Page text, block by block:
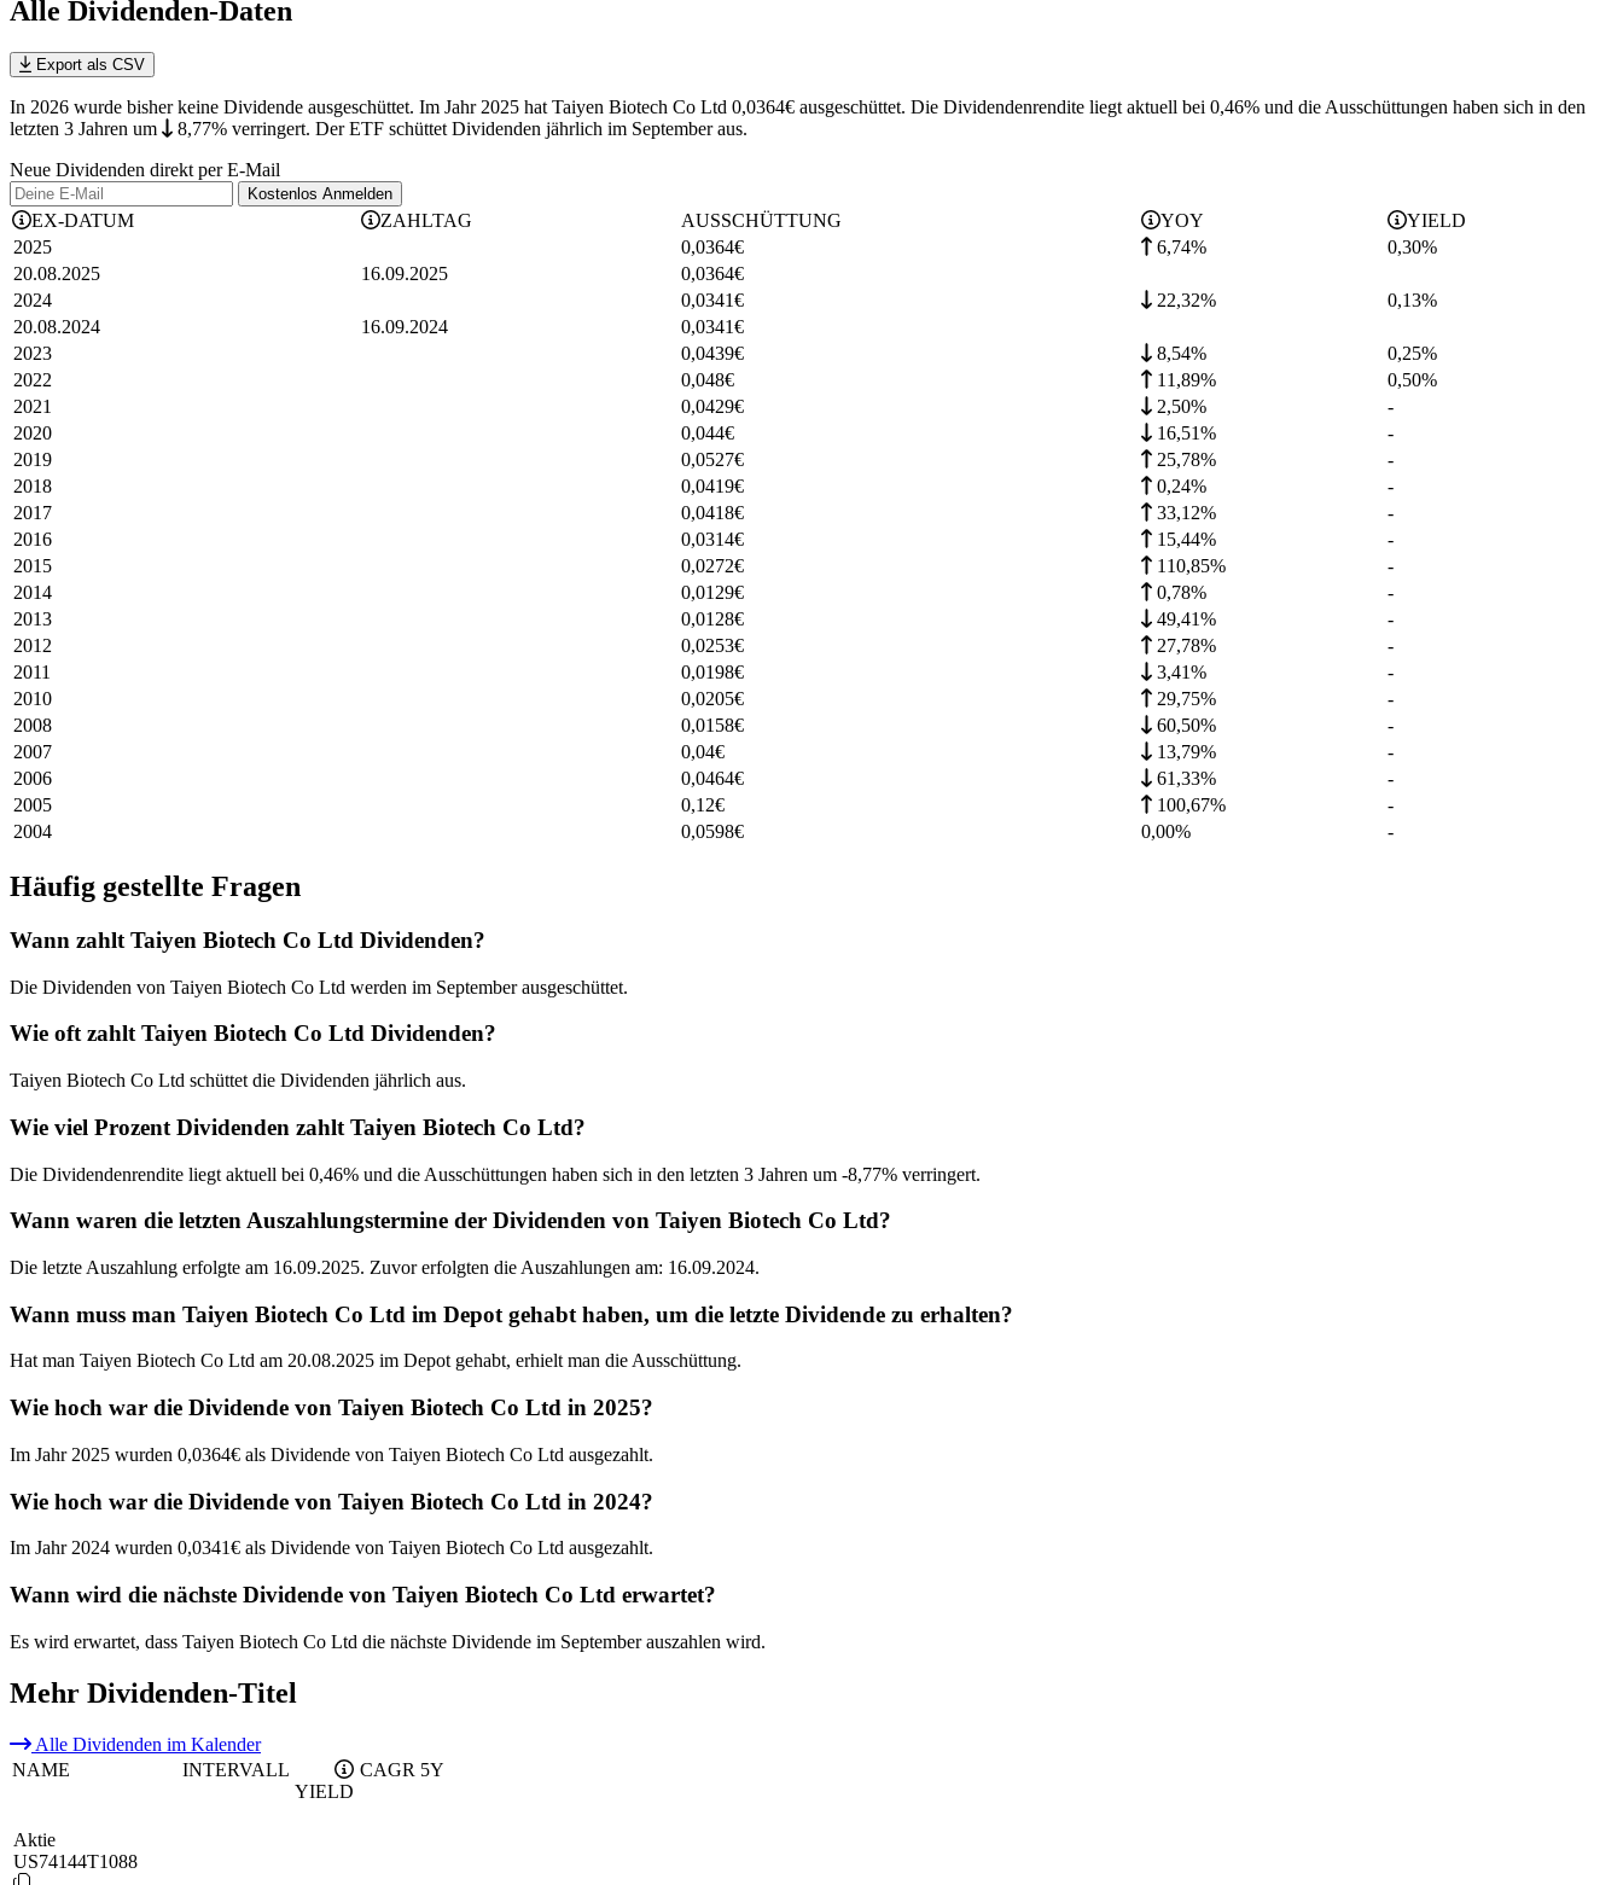
Alle Dividenden-Daten
Export als CSV
In 2026 wurde bisher keine Dividende ausgeschüttet. Im Jahr 2025 hat Taiyen Biotech Co Ltd 0,0364€ ausgeschüttet. Die Dividendenrendite liegt aktuell bei 0,46% und die Ausschüttungen haben sich in den
letzten 3 Jahren um 8,77% verringert. Der ETF schüttet Dividenden jährlich im September aus.
Neue Dividenden direkt per E-Mail
Kostenlos Anmelden
EX-DATUM ZAHLTAG AUSSCHÜTTUNG YOY
YIELD
2025
0,0364€ 6,74% 0,30%
20.08.2025
16.09.2025 0,0364€
2024
0,0341€ 22,32% 0,13%
20.08.2024
16.09.2024 0,0341€
2023
0,0439€ 8,54% 0,25%
2022
0,048€ 11,89% 0,50%
2021
0,0429€ 2,50%
-
2020
0,044€ 16,51%
-
2019
0,0527€ 25,78%
-
2018
0,0419€ 0,24%
-
2017
0,0418€ 33,12%
-
2016
0,0314€ 15,44%
-
2015
0,0272€ 110,85%
-
2014
0,0129€ 0,78%
-
2013
0,0128€ 49,41%
-
2012
0,0253€ 27,78%
-
2011
0,0198€ 3,41%
-
2010
0,0205€ 29,75%
-
2008
0,0158€ 60,50%
-
2007
0,04€ 13,79%
-
2006
0,0464€ 61,33%
-
2005
0,12€ 100,67%
-
2004
0,0598€ 0,00% -
Häufig gestellte Fragen
Wann zahlt Taiyen Biotech Co Ltd Dividenden?
Die Dividenden von Taiyen Biotech Co Ltd werden im September ausgeschüttet.
Wie oft zahlt Taiyen Biotech Co Ltd Dividenden?
Taiyen Biotech Co Ltd schüttet die Dividenden jährlich aus.
Wie viel Prozent Dividenden zahlt Taiyen Biotech Co Ltd?
Die Dividendenrendite liegt aktuell bei 0,46% und die Ausschüttungen haben sich in den letzten 3 Jahren um -8,77% verringert.
Wann waren die letzten Auszahlungstermine der Dividenden von Taiyen Biotech Co Ltd?
Die letzte Auszahlung erfolgte am 16.09.2025. Zuvor erfolgten die Auszahlungen am: 16.09.2024.
Wann muss man Taiyen Biotech Co Ltd im Depot gehabt haben, um die letzte Dividende zu erhalten?
Hat man Taiyen Biotech Co Ltd am 20.08.2025 im Depot gehabt, erhielt man die Ausschüttung.
Wie hoch war die Dividende von Taiyen Biotech Co Ltd in 2025?
Im Jahr 2025 wurden 0,0364€ als Dividende von Taiyen Biotech Co Ltd ausgezahlt.
Wie hoch war die Dividende von Taiyen Biotech Co Ltd in 2024?
Im Jahr 2024 wurden 0,0341€ als Dividende von Taiyen Biotech Co Ltd ausgezahlt.
Wann wird die nächste Dividende von Taiyen Biotech Co Ltd erwartet?
Es wird erwartet, dass Taiyen Biotech Co Ltd die nächste Dividende im September auszahlen wird.
Mehr Dividenden-Titel
Alle Dividenden im Kalender
NAME
INTERVALL
YIELD
CAGR 5Y
Aktie
US74144T1088